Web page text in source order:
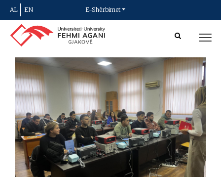
AL EN E-Shërbimet